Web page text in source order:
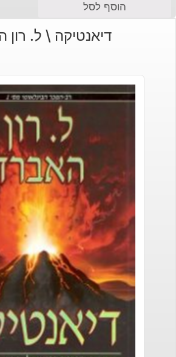
הוסף לסל
דיאנטיקה \ ל. רון